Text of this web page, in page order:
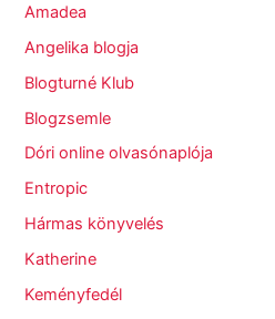
Amadea
Angelika blogja
Blogturné Klub
Blogzsemle
Dóri online olvasónaplója
Entropic
Hármas könyvelés
Katherine
Keményfedél